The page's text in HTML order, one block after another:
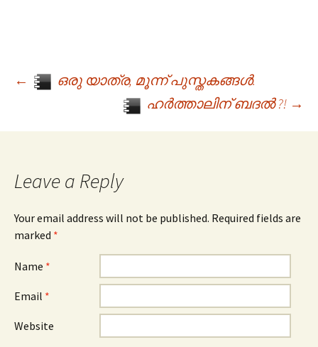
Post navigation
←
ഒരു യാത്ര, മൂന്ന് പുസ്തകങ്ങൾ.
ഹർത്താലിന് ബദൽ ?! →
Leave a Reply
Your email address will not be published. Required fields are
marked *
Name *
Email *
Website